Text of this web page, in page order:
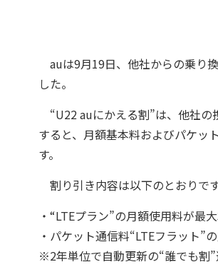
auは9月19日、他社からの乗り
した。
“U22 auにかえる割”は、他社の
すると、月額基本料およびパケッ
す。
割り引き内容は以下のとおりです
・“LTEプラン”の月額使用料が最
・パケット通信料“LTEフラット”
※2年単位で自動更新の“誰でも割